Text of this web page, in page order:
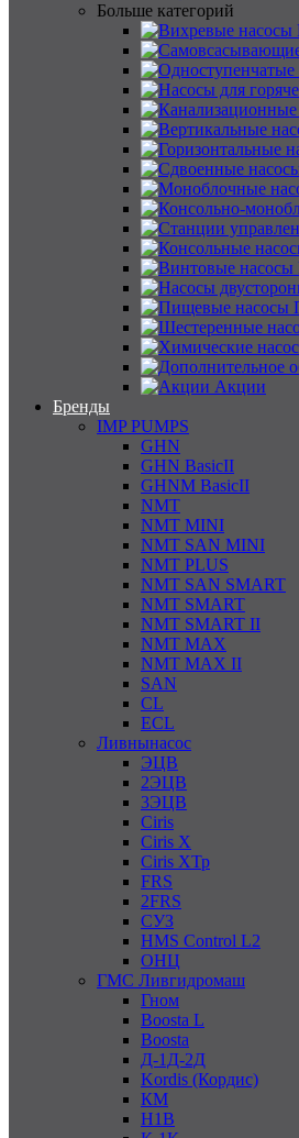
Больше категорий
Акции
Бренды
IMP PUMPS
GHN
GHN BasicII
GHNM BasicII
NMT
NMT MINI
NMT SAN MINI
NMT PLUS
NMT SAN SMART
NMT SMART
NMT SMART II
NMT MAX
NMT MAX II
SAN
CL
ECL
Ливнынасос
ЭЦВ
2ЭЦВ
3ЭЦВ
Ciris
Ciris X
Ciris ХТр
FRS
2FRS
СУЗ
HMS Control L2
ОНЦ
ГМС Ливгидромаш
Гном
Boosta L
Boosta
Д-1Д-2Д
Kordis (Кордис)
КМ
Н1В